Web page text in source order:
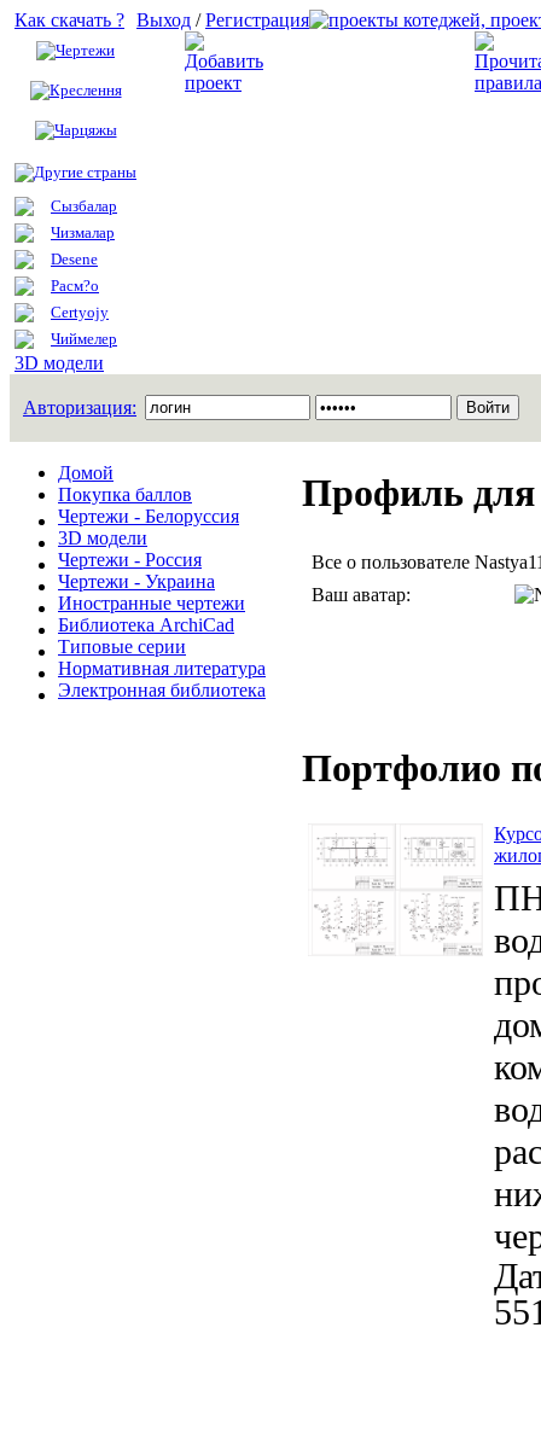
Как скачать ?
Чертежи
Креслення
Чарцяжы
Другие страны
Сызбалар
Чизмалар
Desene
Расм?о
Certyojy
Чиймелер
3D модели
Выход /Регистрация
Авторизация:
Домой
Покупка баллов
Чертежи - Белоруссия
3D модели
Чертежи - Россия
Чертежи - Украина
Иностранные чертежи
Библиотека ArchiCad
Типовые серии
Нормативная литература
Электронная библиотека
Профиль для
Все о пользователе
Ваш аватар:
Портфолио